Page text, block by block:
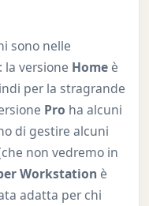
sono nelle
la versione Homeè
per la stragrande
Pro ha alcuni
di gestire alcuni
non vedremo in
Workstation è
adatta per chi